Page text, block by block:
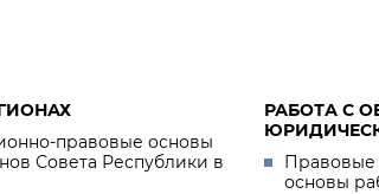
правовые основы
Совета Республики в
РАБОТА С
Правовые
основы